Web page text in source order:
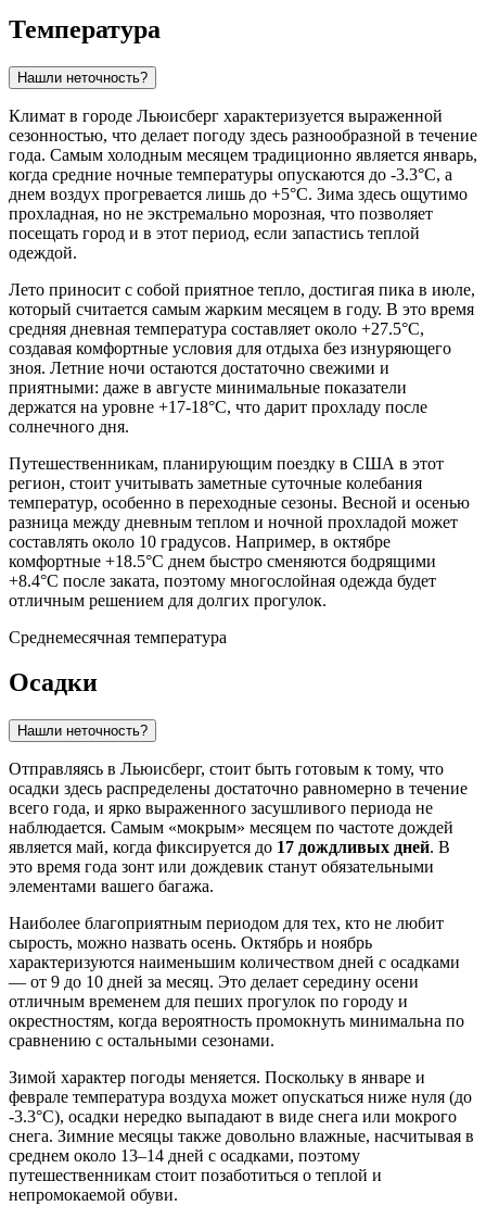
Температура
Нашли неточность?
Климат в городе Льюисберг характеризуется выраженной
сезонностью, что делает погоду здесь разнообразной в течение
года. Самым холодным месяцем традиционно является январь,
когда средние ночные температуры опускаются до -3.3°C, а
днем воздух прогревается лишь до +5°C. Зима здесь ощутимо
прохладная, но не экстремально морозная, что позволяет
посещать город и в этот период, если запастись теплой
одеждой.
Лето приносит с собой приятное тепло, достигая пика в июле,
который считается самым жарким месяцем в году. В это время
средняя дневная температура составляет около +27.5°C,
создавая комфортные условия для отдыха без изнуряющего
зноя. Летние ночи остаются достаточно свежими и
приятными: даже в августе минимальные показатели
держатся на уровне +17-18°C, что дарит прохладу после
солнечного дня.
Путешественникам, планирующим поездку в США в этот
регион, стоит учитывать заметные суточные колебания
температур, особенно в переходные сезоны. Весной и осенью
разница между дневным теплом и ночной прохладой может
составлять около 10 градусов. Например, в октябре
комфортные +18.5°C днем быстро сменяются бодрящими
+8.4°C после заката, поэтому многослойная одежда будет
отличным решением для долгих прогулок.
Среднемесячная температура
Осадки
Нашли неточность?
Отправляясь в Льюисберг, стоит быть готовым к тому, что
осадки здесь распределены достаточно равномерно в течение
всего года, и ярко выраженного засушливого периода не
наблюдается. Самым «мокрым» месяцем по частоте дождей
является май, когда фиксируется до 17 дождливых дней. В
это время года зонт или дождевик станут обязательными
элементами вашего багажа.
Наиболее благоприятным периодом для тех, кто не любит
сырость, можно назвать осень. Октябрь и ноябрь
характеризуются наименьшим количеством дней с осадками
— от 9 до 10 дней за месяц. Это делает середину осени
отличным временем для пеших прогулок по городу и
окрестностям, когда вероятность промокнуть минимальна по
сравнению с остальными сезонами.
Зимой характер погоды меняется. Поскольку в январе и
феврале температура воздуха может опускаться ниже нуля (до
-3.3°C), осадки нередко выпадают в виде снега или мокрого
снега. Зимние месяцы также довольно влажные, насчитывая в
среднем около 13–14 дней с осадками, поэтому
путешественникам стоит позаботиться о теплой и
непромокаемой обуви.